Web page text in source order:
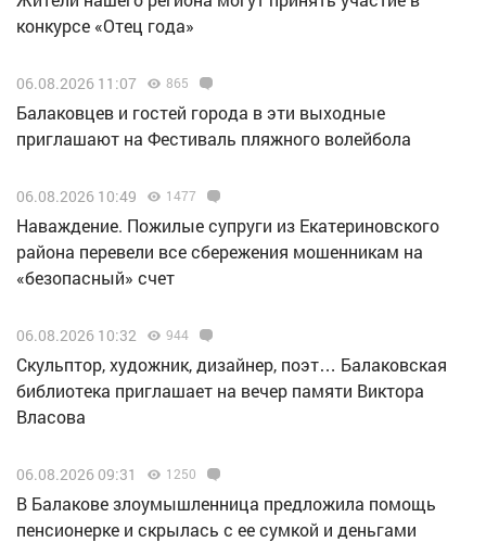
конкурсе «Отец года»
06.08.2026 11:07 865
Балаковцев и гостей города в эти выходные
приглашают на Фестиваль пляжного волейбола
06.08.2026 10:49 1477
Наваждение. Пожилые супруги из Екатериновского
района перевели все сбережения мошенникам на
«безопасный» счет
06.08.2026 10:32 944
Скульптор, художник, дизайнер, поэт… Балаковская
библиотека приглашает на вечер памяти Виктора
Власова
06.08.2026 09:31 1250
В Балакове злоумышленница предложила помощь
пенсионерке и скрылась с ее сумкой и деньгами